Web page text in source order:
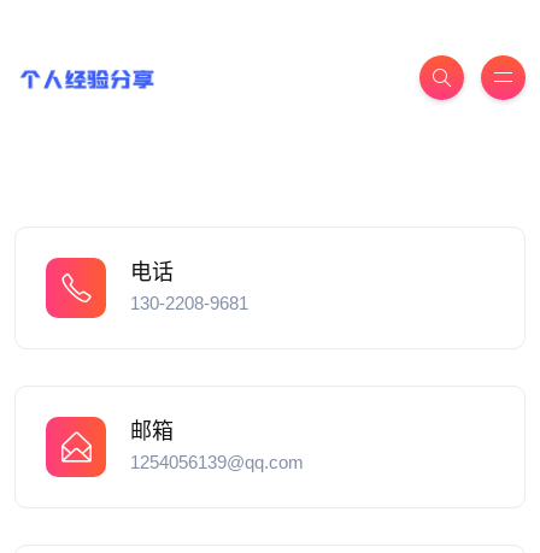
电话
130-2208-9681
邮箱
1254056139@qq.com